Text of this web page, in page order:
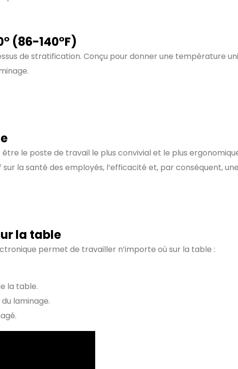
(86-140°F)
de stratification. Conçu pour donner une température
le poste de travail le plus convivial et le plus
la santé des employés, l’efficacité et, par conséquent,
la table
permet de travailler n’importe où sur la table :
la table.
laminage.